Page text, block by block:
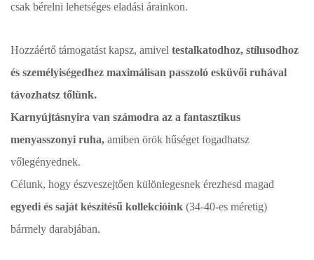
csak bérelni lehetséges eladási árainkon.
Hozzáértő támogatást kapsz, amivel testalkatodhoz, stílusodhoz
és személyiségedhez maximálisan passzoló esküvői ruhával
távozhatsz tőlünk.
Karnyújtásnyira van számodra az a fantasztikus
menyasszonyi ruha, amiben örök hűséget fogadhatsz
vőlegényednek.
Célunk, hogy észveszejtően különlegesnek érezhesd magad
egyedi és saját készítésű kollekcióink (34-40-es méretig)
bármely darabjában.